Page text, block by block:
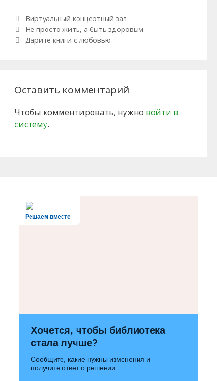
Рубрики
Виртуальный концертный зал
Навигация по записям
Не просто жить, а быть здоровым
Дарите книги с любовью
Оставить комментарий
Чтобы комментировать, нужно войти в
систему.
Решаем вместе
Хочется, чтобы библиотека
стала лучше?
Сообщите, какие нужны изменения и
получите ответ о решении